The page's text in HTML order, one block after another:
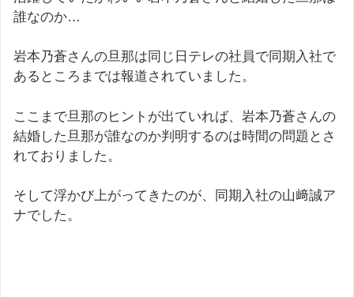
誰なのか…
岩本乃蒼さんの旦那は同じ日テレの社員で同期入社で
あるところまでは報道されていました。
ここまで旦那のヒントが出ていれば、岩本乃蒼さんの
結婚した旦那が誰なのか判明するのは時間の問題とさ
れておりました。
そして浮かび上がってきたのが、同期入社の山﨑誠ア
ナでした。